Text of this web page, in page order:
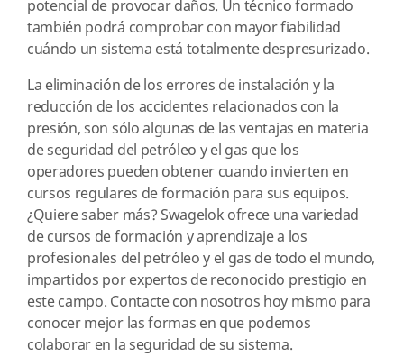
potencial de provocar daños. Un técnico formado
también podrá comprobar con mayor fiabilidad
cuándo un sistema está totalmente despresurizado.
La eliminación de los errores de instalación y la
reducción de los accidentes relacionados con la
presión, son sólo algunas de las ventajas en materia
de seguridad del petróleo y el gas que los
operadores pueden obtener cuando invierten en
cursos regulares de formación para sus equipos.
¿Quiere saber más? Swagelok ofrece una variedad
de cursos de formación y aprendizaje a los
profesionales del petróleo y el gas de todo el mundo,
impartidos por expertos de reconocido prestigio en
este campo. Contacte con nosotros hoy mismo para
conocer mejor las formas en que podemos
colaborar en la seguridad de su sistema.